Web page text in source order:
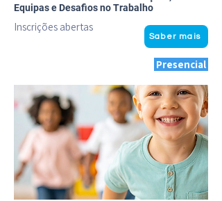
Equipas e Desafios no Trabalho
Inscrições abertas
Saber mais
Presencial